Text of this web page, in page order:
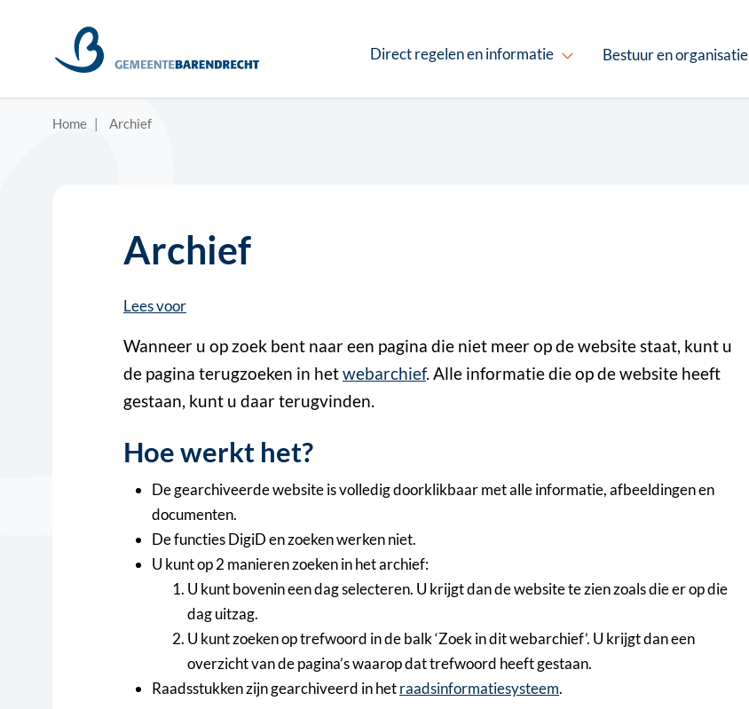
Direct regelen en informatie Bestuur en organisatie
Home Archief
Archief
Lees voor
Wanneer u op zoek bent naar een pagina die niet meer op de website staat, kunt u
de pagina terugzoeken in hetwebarchief. Alle informatie die op de website heeft
gestaan, kunt u daar terugvinden.
Hoe werkt het?
De gearchiveerde website is volledig doorklikbaar met alle informatie, afbeeldingen en
documenten.
De functies DigiD en zoeken werken niet.
U kunt op 2 manieren zoeken in het archief:
U kunt bovenin een dag selecteren. U krijgt dan de website te zien zoals die er op die
dag uitzag.
U kunt zoeken op trefwoord in de balk ‘Zoek in dit webarchief’. U krijgt dan een
overzicht van de pagina’s waarop dat trefwoord heeft gestaan.
Raadsstukken zijn gearchiveerd in hetraadsinformatiesysteem.